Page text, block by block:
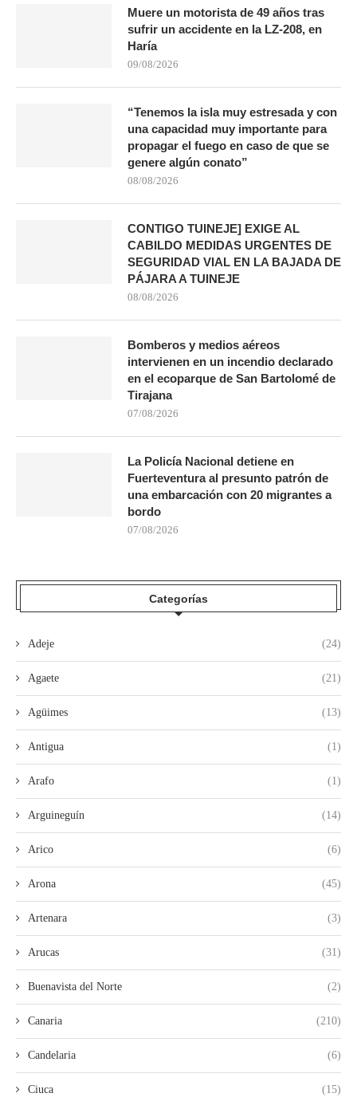
Muere un motorista de 49 años tras
sufrir un accidente en la LZ-208, en
Haría
09/08/2026
“Tenemos la isla muy estresada y con
una capacidad muy importante para
propagar el fuego en caso de que se
genere algún conato”
08/08/2026
CONTIGO TUINEJE] EXIGE AL
CABILDO MEDIDAS URGENTES DE
SEGURIDAD VIAL EN LA BAJADA DE
PÁJARA A TUINEJE
08/08/2026
Bomberos y medios aéreos
intervienen en un incendio declarado
en el ecoparque de San Bartolomé de
Tirajana
07/08/2026
La Policía Nacional detiene en
Fuerteventura al presunto patrón de
una embarcación con 20 migrantes a
bordo
07/08/2026
Categorías
Adeje (24)
Agaete (21)
Agüimes (13)
Antigua (1)
Arafo (1)
Arguineguín (14)
Arico (6)
Arona (45)
Artenara (3)
Arucas (31)
Buenavista del Norte (2)
Canaria (210)
Candelaria (6)
Ciuca (15)